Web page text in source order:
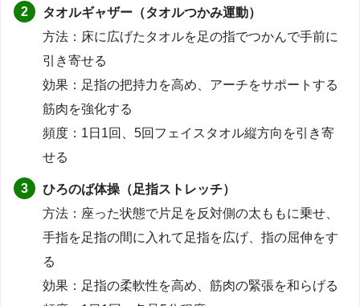
タオルギャザー（タオルつかみ運動）
方法：床に広げたタオルを足の指でつかんで手前に
引き寄せる
効果：足指の把持力を高め、アーチをサポートする
筋肉を強化する
頻度：1日1回、5回フェイスタオル縦方向を引き寄
せる
ひろのば体操（足指ストレッチ）
方法：座った状態で片足を反対側の太ももに乗せ、
手指を足指の間に入れて足指を広げ、指の屈伸をす
る
効果：足指の柔軟性を高め、筋肉の緊張を和らげる